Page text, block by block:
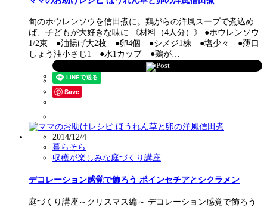
旬のホウレンソウを信田煮に。鶏がらの洋風スープで煮込め
ば、子どもが大好きな味に 《材料（4人分）》 ●ホウレンソウ
1/2束 ●油揚げ大2枚 ●卵4個 ●シメジ1株 ●塩少々 ●薄口
しょう油小さじ1 ●水1カップ ●鶏が…
Post
Save
2014/12/4
暮らそら
収穫が楽しみな庭づくり講座
デコレーション感覚で飾ろう ポインセチアとシクラメン
庭づくり講座～クリスマス編～ デコレーション感覚で飾ろう